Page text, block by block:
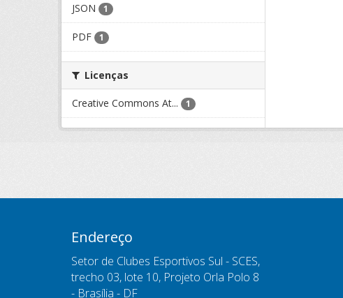
JSON 1
PDF 1
Licenças
Creative Commons At... 1
Endereço
Setor de Clubes Esportivos Sul - SCES,
trecho 03, lote 10, Projeto Orla Polo 8
- Brasília - DF